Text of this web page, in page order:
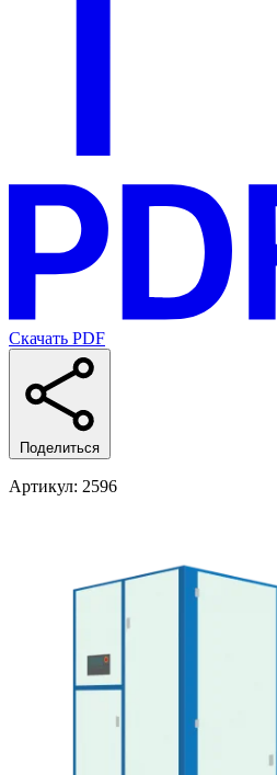
Скачать PDF
Поделиться
Артикул: 2596